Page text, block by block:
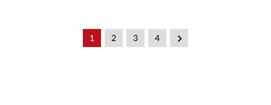
1 2 3 4 keyboard_arrow_right